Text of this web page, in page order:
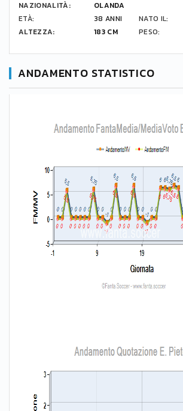
NAZIONALITÀ:
OLANDA
ETÀ:
38 ANNI NATO IL:
ALTEZZA:
183 CM PESO:
ANDAMENTO STATISTICO